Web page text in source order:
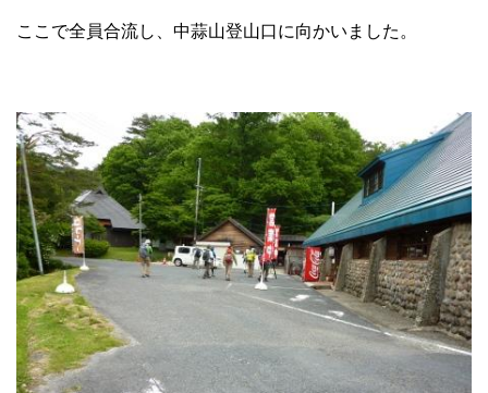
ここで全員合流し、中蒜山登山口に向かいました。